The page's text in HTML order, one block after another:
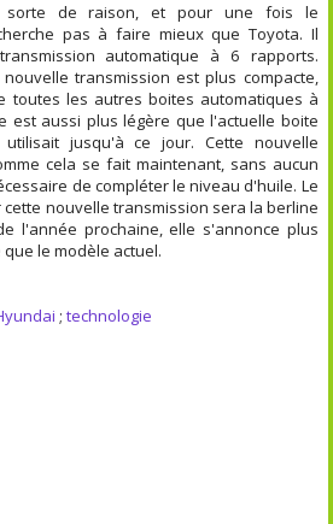
sorte de raison, et pour une fois le
pas à faire mieux que Toyota. Il
automatique à 6 rapports.
transmission est plus compacte,
toutes les autres boites automatiques à
est aussi plus légère que l'actuelle boite
jusqu'à ce jour. Cette nouvelle
cela se fait maintenant, sans aucun
de compléter le niveau d'huile. Le
nouvelle transmission sera la berline
l'année prochaine, elle s'annonce plus
le modèle actuel.
;technologie